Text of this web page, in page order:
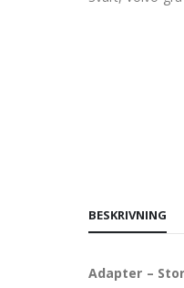
BESKRIVNING
Adapter –